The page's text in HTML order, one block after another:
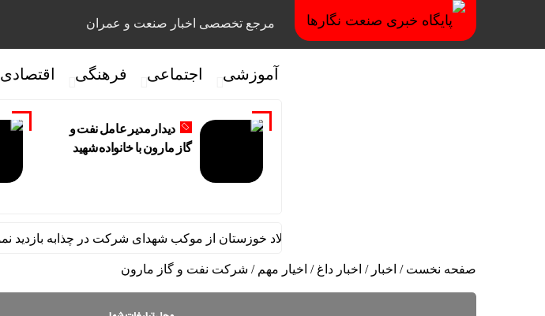
مرجع تخصصی اخبار صنعت و عمران
آموزشی اجتماعی فرهنگی اقتصادی
دیدار مدیر عامل نفت و
گاز مارون با خانواده شهید
قائم مقام مدیرعامل در امور اداری و مالی فولاد خوزستان از موکب شهدای شرکت در چذابه بازدید نمود
صفحه نخست / اخبار / اخبار داغ / اخیار مهم / شرکت نفت و گاز مارون